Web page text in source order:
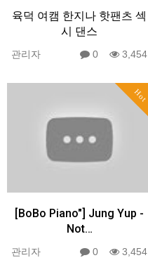
육덕 여캠 한지나 핫팬츠 섹
시 댄스
관리자 0 3,454
Hot
[BoBo Piano"] Jung Yup -
Not…
관리자 0 3,454